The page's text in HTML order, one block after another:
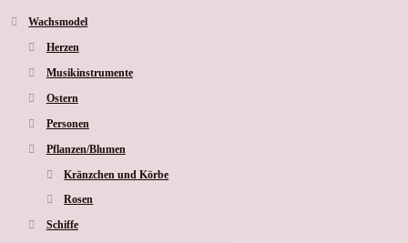
Wachsmodel
Herzen
Musikinstrumente
Ostern
Personen
Pflanzen/Blumen
Kränzchen und Körbe
Rosen
Schiffe